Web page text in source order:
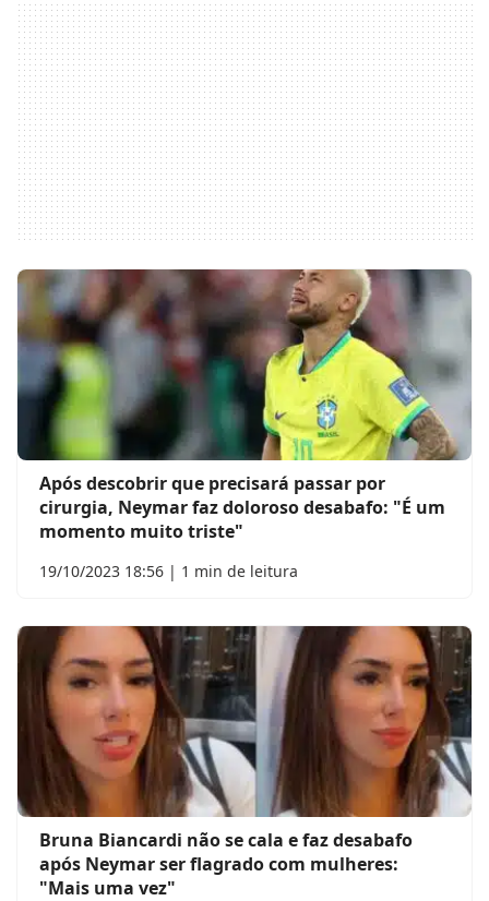
Após descobrir que precisará passar por
cirurgia, Neymar faz doloroso desabafo: "É um
momento muito triste"
19/10/2023 18:56 | 1 min de leitura
Bruna Biancardi não se cala e faz desabafo
após Neymar ser flagrado com mulheres:
"Mais uma vez"